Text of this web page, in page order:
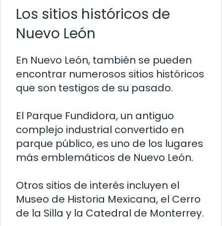
Los sitios históricos de
Nuevo León
En Nuevo León, también se pueden
encontrar numerosos sitios históricos
que son testigos de su pasado.
El Parque Fundidora, un antiguo
complejo industrial convertido en
parque público, es uno de los lugares
más emblemáticos de Nuevo León.
Otros sitios de interés incluyen el
Museo de Historia Mexicana, el Cerro
de la Silla y la Catedral de Monterrey.